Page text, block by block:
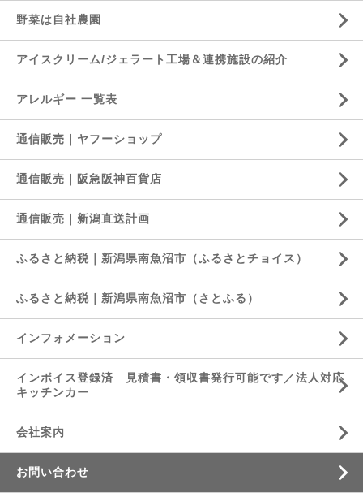
野菜は自社農園
アイスクリーム/ジェラート工場＆連携施設の紹介
アレルギー 一覧表
通信販売｜ヤフーショップ
通信販売｜阪急阪神百貨店
通信販売｜新潟直送計画
ふるさと納税｜新潟県南魚沼市（ふるさとチョイス）
ふるさと納税｜新潟県南魚沼市（さとふる）
インフォメーション
インボイス登録済 見積書・領収書発行可能です／法人対応
キッチンカー
会社案内
お問い合わせ